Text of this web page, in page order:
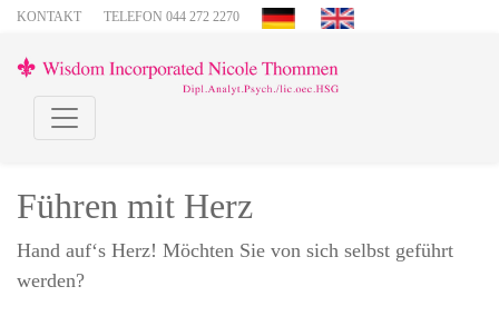
KONTAKT TELEFON 044 272 2270
Führen mit Herz
Hand auf‘s Herz! Möchten Sie von sich selbst geführt
werden?